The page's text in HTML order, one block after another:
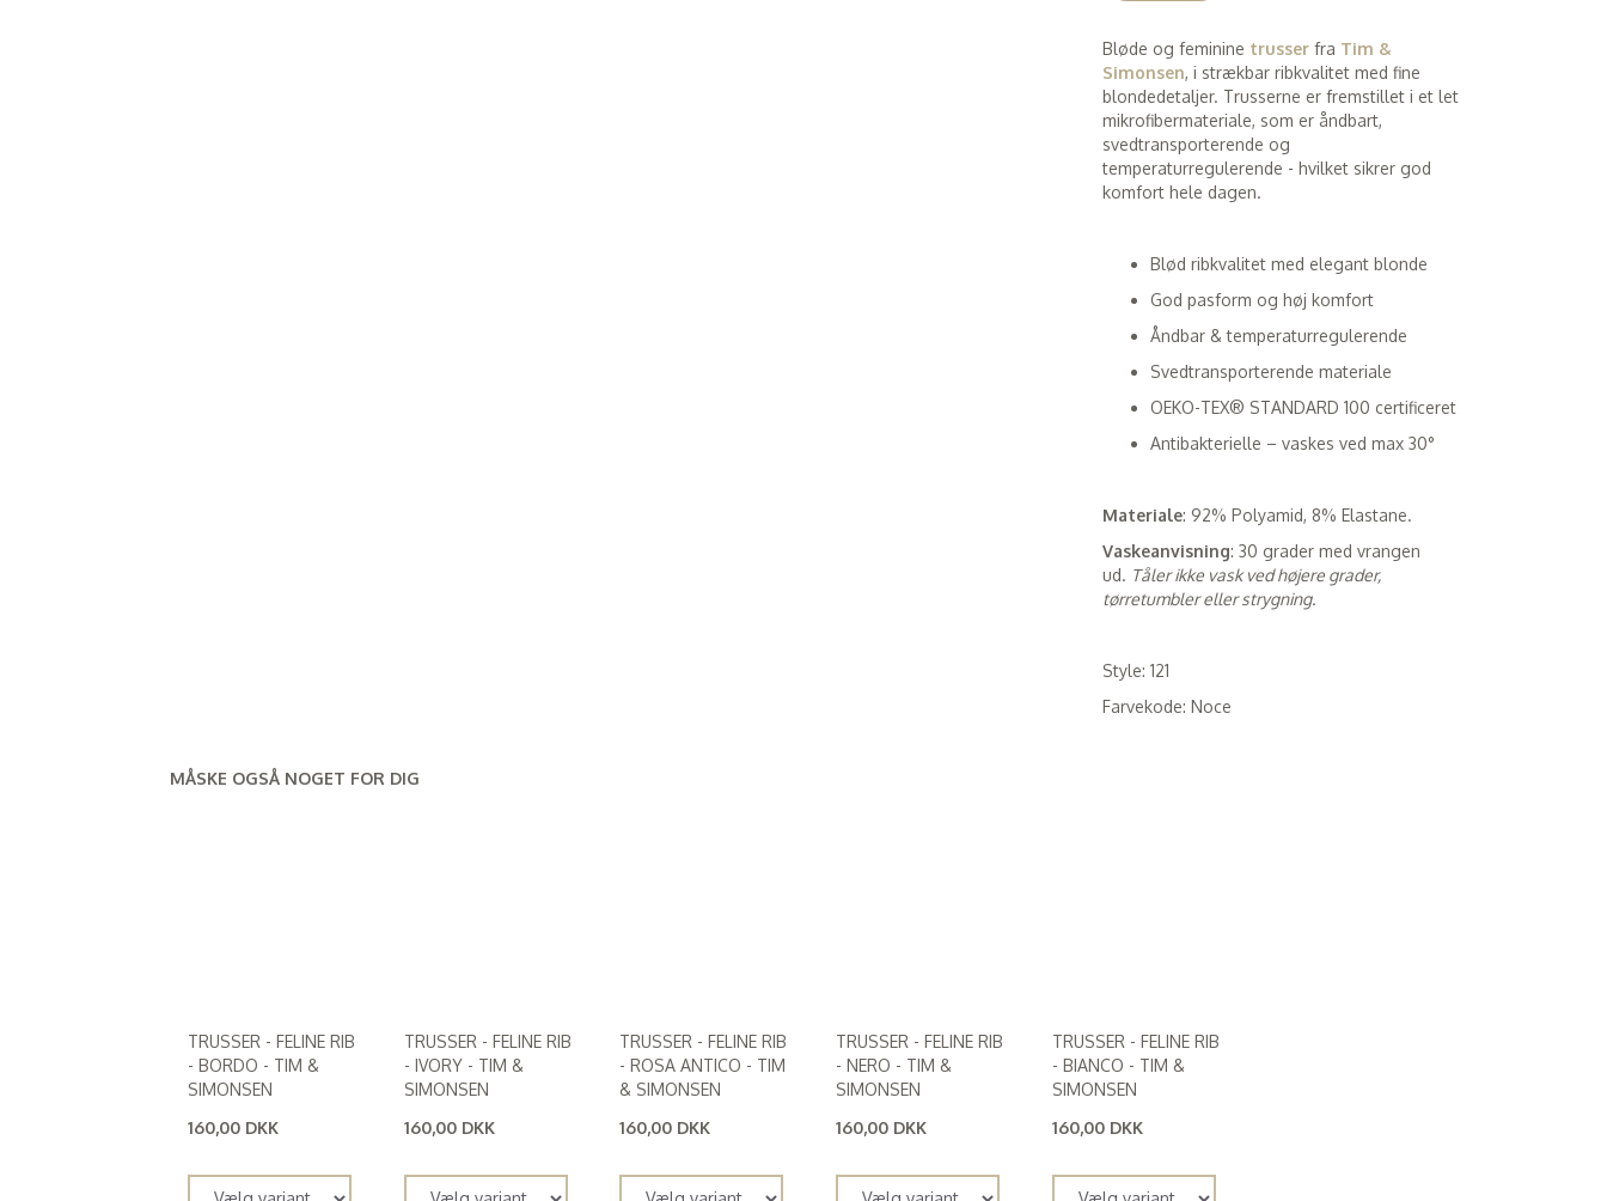
Bløde og feminine trusser fra Tim &
Simonsen, i strækbar ribkvalitet med fine
blondedetaljer. Trusserne er fremstillet i et let
mikrofibermateriale, som er åndbart,
svedtransporterende og
temperaturregulerende - hvilket sikrer god
komfort hele dagen.
Blød ribkvalitet med elegant blonde
God pasform og høj komfort
Åndbar & temperaturregulerende
Svedtransporterende materiale
OEKO-TEX® STANDARD 100 certificeret
Antibakterielle – vaskes ved max 30°
Materiale: 92% Polyamid, 8% Elastane.
Vaskeanvisning: 30 grader med vrangen
ud. Tåler ikke vask ved højere grader,
tørretumbler eller strygning.
Style: 121
Farvekode: Noce
MÅSKE OGSÅ NOGET FOR DIG
TRUSSER - FELINE RIB
- BORDO - TIM &
SIMONSEN
160,00 DKK
TRUSSER - FELINE RIB
- IVORY - TIM &
SIMONSEN
160,00 DKK
TRUSSER - FELINE RIB
- ROSA ANTICO - TIM
& SIMONSEN
160,00 DKK
TRUSSER - FELINE RIB
- NERO - TIM &
SIMONSEN
160,00 DKK
TRUSSER - FELINE RIB
- BIANCO - TIM &
SIMONSEN
160,00 DKK